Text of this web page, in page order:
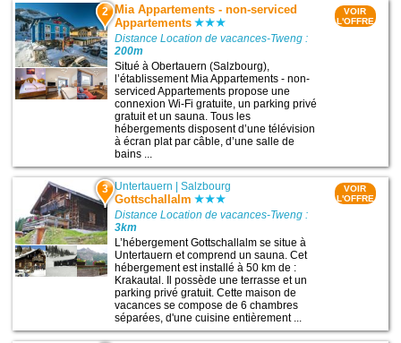
2 Mia Appartements - non-serviced
Appartements
Distance Location de vacances-Tweng :
200m
Situé à Obertauern (Salzbourg),
l’établissement Mia Appartements - non-
serviced Appartements propose une
connexion Wi-Fi gratuite, un parking privé
gratuit et un sauna. Tous les
hébergements disposent d’une télévision
à écran plat par câble, d’une salle de
bains ...
VOIR
L'OFFRE
3 Untertauern |Salzbourg
Gottschallalm
Distance Location de vacances-Tweng :
3km
L’hébergement Gottschallalm se situe à
Untertauern et comprend un sauna. Cet
hébergement est installé à 50 km de :
Krakautal. Il possède une terrasse et un
parking privé gratuit. Cette maison de
vacances se compose de 6 chambres
séparées, d'une cuisine entièrement ...
VOIR
L'OFFRE